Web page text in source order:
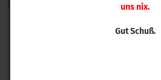
uns nix.
Gut Schuß.